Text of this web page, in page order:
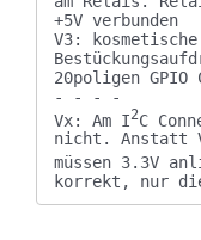
+5V verbunden
V3: kosmetische
20poligen GPIO
- - - -
Vx: Am I2C
nicht. Anstatt
müssen 3.3V
korrekt, nur